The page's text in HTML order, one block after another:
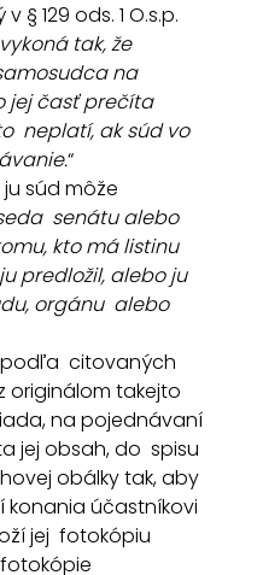
§ 129 ods. 1 O.s.p.
tak, že
na
jej časť prečíta
neplatí, ak súd vo
“
ju súd môže
senátu alebo
kto má listinu
predložil, alebo ju
orgánu  alebo
citovaných
originálom takejto
na pojednávaní
jej obsah, do  spisu
obálky tak, aby
konania účastníkovi
jej  fotokópiu